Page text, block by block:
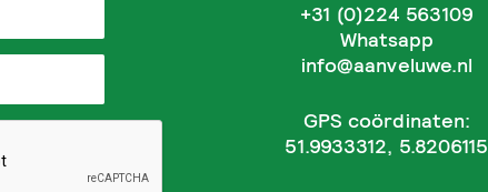
+31 (0)224 563109
Whatsapp
info@aanveluwe.nl
GPS coördinaten:
51.9933312, 5.8206115